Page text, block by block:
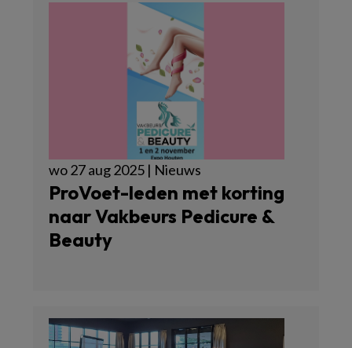
wo 27 aug 2025 | Nieuws
ProVoet-leden met korting
naar Vakbeurs Pedicure &
Beauty